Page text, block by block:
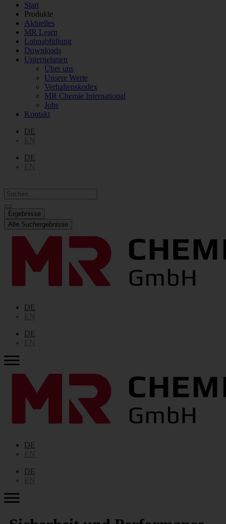
Start
Produkte
Aktuelles
MR Learn
Lohnabfüllung
Downloads
Unternehmen
Über uns
Unsere Werte
Verhaltenskodex
MR Chemie International
Jobs
Kontakt
DE
DE
Search
...
Ergebnisse
Alle Suchergebnisse
DE
DE
DE
DE